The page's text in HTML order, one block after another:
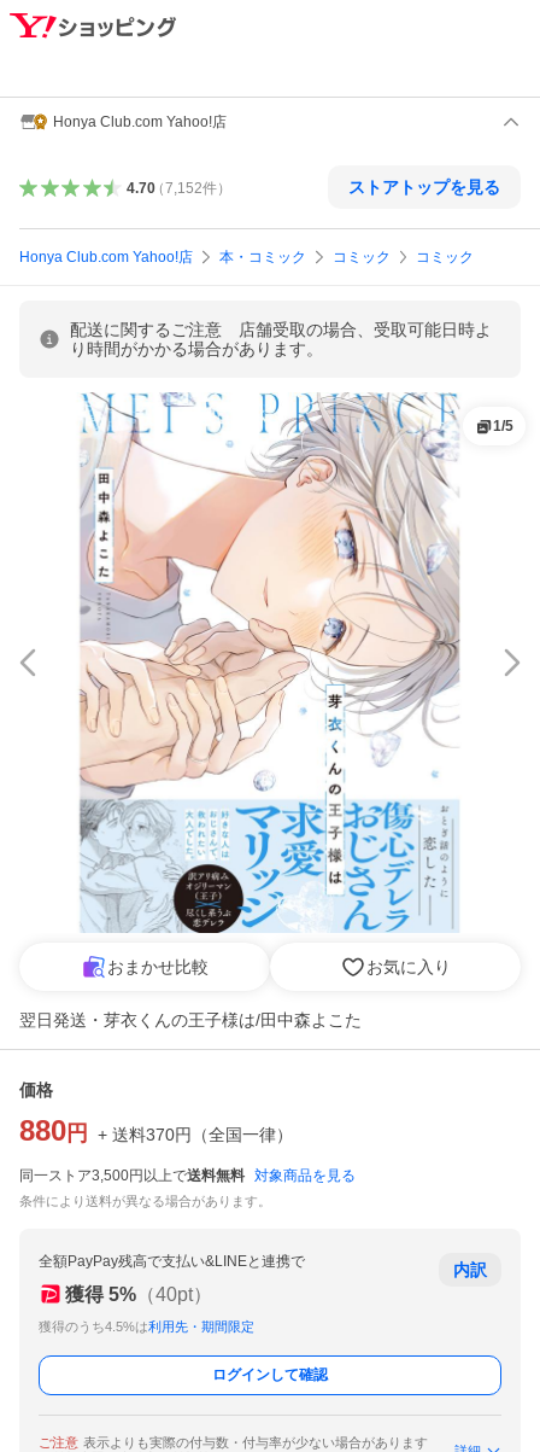
Honya Club.com Yahoo!店
4.70（7,152件） ストアトップを見る
Honya Club.com Yahoo!店 本・コミック コミック コミック
配送に関するご注意 店舗受取の場合、受取可能日時よ
り時間がかかる場合があります。
1/5
おまかせ比較 お気に入り
翌日発送・芽衣くんの王子様は/田中森よこた
価格
880 円 + 送料370円 （全国一律）
同一ストア3,500円以上で送料無料 対象商品を見る
条件により送料が異なる場合があります。
全額PayPay残高で支払い&LINEと連携で
獲得 5% （40pt）
獲得のうち4.5%は利用先・期間限定
内訳
ログインして確認
ご注意 表示よりも実際の付与数・付与率が少ない場合があります